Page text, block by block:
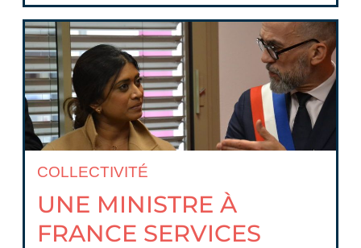
COLLECTIVITÉ
UNE MINISTRE À
FRANCE SERVICES